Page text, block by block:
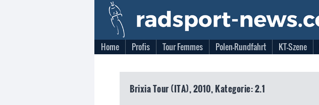
Home Profis Tour Femmes Polen-Rundfahrt KT-Szene
Brixia Tour (ITA), 2010, Kategorie: 2.1